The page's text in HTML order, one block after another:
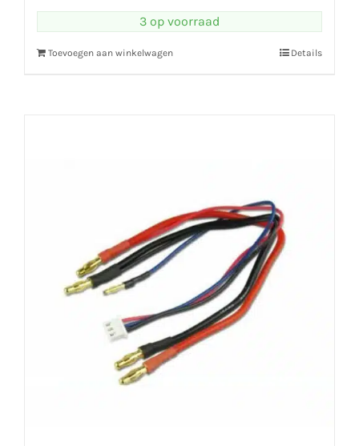
3 op voorraad
Toevoegen aan winkelwagen Details